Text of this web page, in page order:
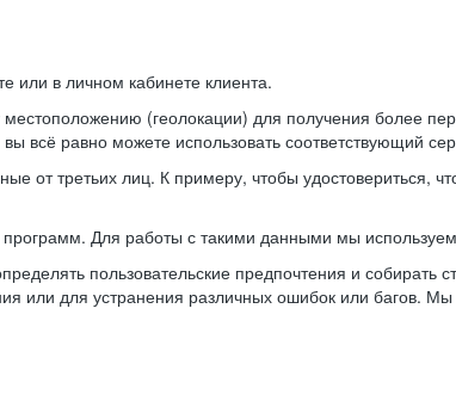
в личном кабинете клиента.
(геолокации) для получения более
всё равно можете использовать соответствующий
от третьих лиц. К примеру, чтобы удостовериться,
Для работы с такими данными мы
пользовательские предпочтения и собирать
или для устранения различных ошибок или багов.